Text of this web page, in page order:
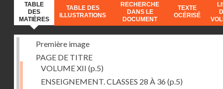
TABLE
DES
MATIÈRES
TABLE DES
ILLUSTRATIONS
RECHERCHE
DANS LE
DOCUMENT
TEXTE
OCÉRISÉ
Première image
PAGE DE TITRE
VOLUME XII (p.5)
ENSEIGNEMENT. CLASSES 28 À 36 (p.5)